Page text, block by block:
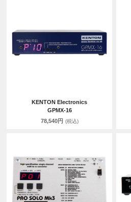
KENTON Electronics
GPMX-16
78,540円 (税込)